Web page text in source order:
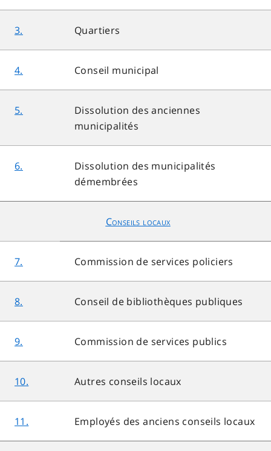
3. Quartiers
4. Conseil municipal
5.
Dissolution des anciennes
municipalités
6.
Dissolution des municipalités
démembrées
Conseils locaux
7. Commission de services policiers
8. Conseil de bibliothèques publiques
9. Commission de services publics
10. Autres conseils locaux
11. Employés des anciens conseils locaux